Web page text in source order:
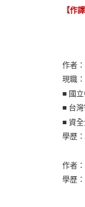
【作
作者
現職：
■ 國
■ 台
■ 資
學歷
作者
學歷